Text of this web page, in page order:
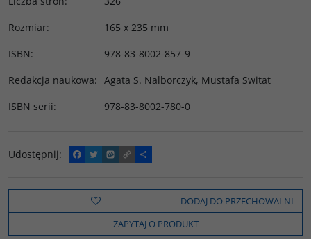
Rozmiar:
165 x 235 mm
ISBN:
978-83-8002-857-9
Redakcja naukowa: Agata S. Nalborczyk, Mustafa Switat
ISBN serii: 978-83-8002-780-0
Udostępnij:
F
a
e
o
k
T
w
t
t
e
W
y
o
C
o
y
i
n
k
P
o
z
e
l
s
DODAJ DO PRZECHOWALNI
ZAPYTAJ O PRODUKT